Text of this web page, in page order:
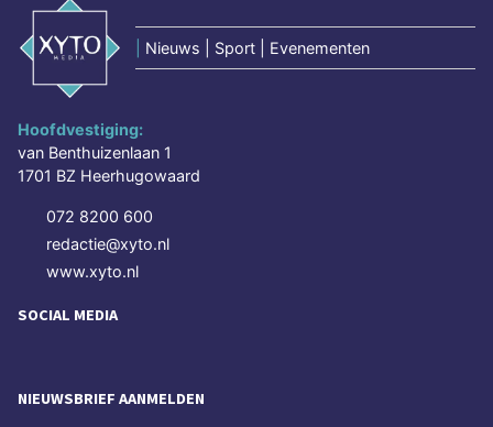
Nieuws | Sport | Evenementen
Hoofdvestiging:
van Benthuizenlaan 1
1701 BZ Heerhugowaard
072 8200 600
redactie@xyto.nl
www.xyto.nl
SOCIAL MEDIA
NIEUWSBRIEF AANMELDEN